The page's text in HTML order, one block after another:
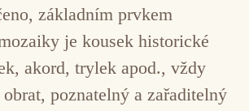
základním prvkem
je kousek historické
akord, trylek apod., vždy
poznatelný a zařaditelný